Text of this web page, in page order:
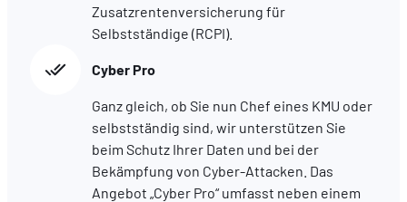
Zusatzrentenversicherung für
Selbstständige (RCPI).
Cyber Pro
Ganz gleich, ob Sie nun Chef eines KMU oder
selbstständig sind, wir unterstützen Sie
beim Schutz Ihrer Daten und bei der
Bekämpfung von Cyber-Attacken. Das
Angebot „Cyber Pro“ umfasst neben einem